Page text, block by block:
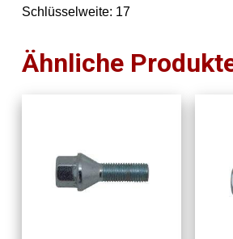
Schlüsselweite: 17
Ähnliche